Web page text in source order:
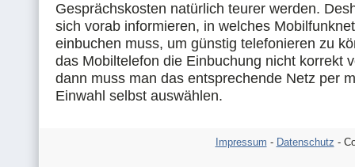
Gesprächskosten natürlich teurer werden.
sich vorab informieren, in welches
einbuchen muss, um günstig telefonieren zu
das Mobiltelefon die Einbuchung nicht korrekt
dann muss man das entsprechende Netz per
Einwahl selbst auswählen.
Impressum - Datenschutz -